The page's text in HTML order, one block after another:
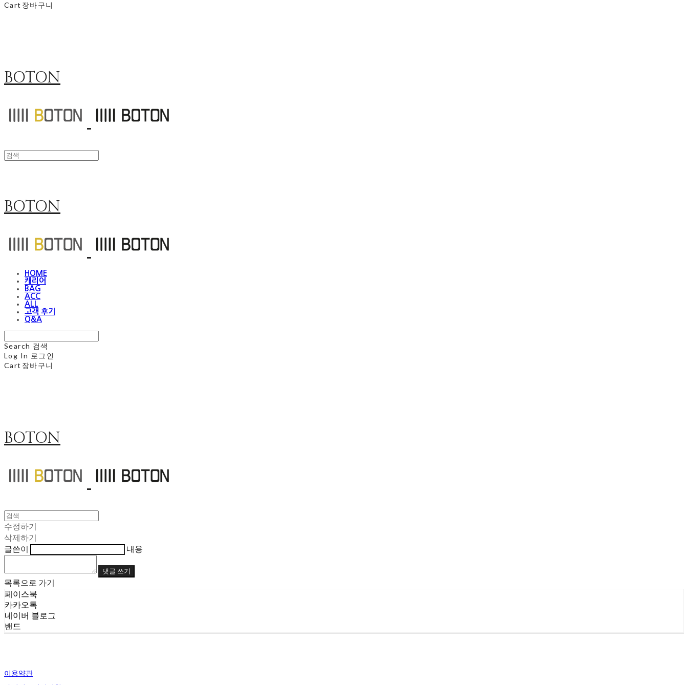
Cart 장바구니
BOTON
BOTON
HOME
캐리어
BAG
ACC
ALL
고객 후기
Q&A
Search 검색
Log In 로그인
Cart 장바구니
BOTON
수정하기
삭제하기
글쓴이
내용
댓글 쓰기
목록으로 가기
페이스북
카카오톡
네이버 블로그
밴드
이용약관